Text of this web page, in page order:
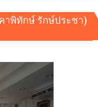
าพิทักษ์ รักษ์ประชา)